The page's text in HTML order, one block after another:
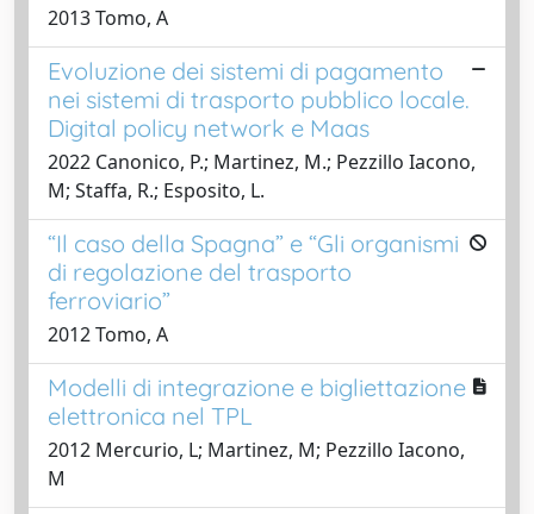
2013 Tomo, A
Evoluzione dei sistemi di pagamento
nei sistemi di trasporto pubblico locale.
Digital policy network e Maas
2022 Canonico, P.; Martinez, M.; Pezzillo Iacono,
M; Staffa, R.; Esposito, L.
“Il caso della Spagna” e “Gli organismi
di regolazione del trasporto
ferroviario”
2012 Tomo, A
Modelli di integrazione e bigliettazione
elettronica nel TPL
2012 Mercurio, L; Martinez, M; Pezzillo Iacono,
M